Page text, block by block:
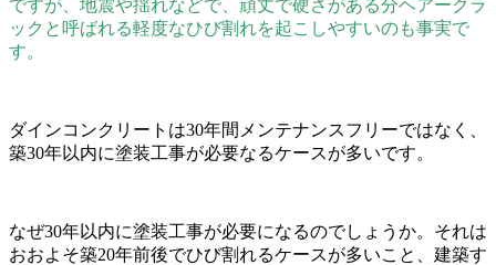
ですが、地震や揺れなどで、頑丈で硬さがある分ヘアークラ
ックと呼ばれる軽度なひび割れを起こしやすいのも事実で
す。
ダインコンクリートは30年間メンテナンスフリーではなく、
築30年以内に塗装工事が必要なるケースが多いです。
なぜ30年以内に塗装工事が必要になるのでしょうか。それは
おおよそ築20年前後でひび割れるケースが多いこと、建築す